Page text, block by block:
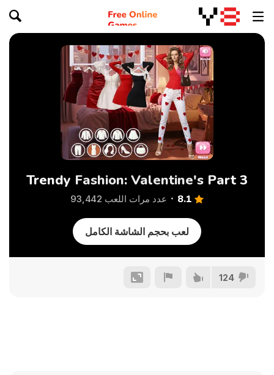
Trendy Fashion: Valentine's Part 3
8.1 عدد مرات اللعب 93,442
لعب بحجم الشاشة الكامل
124